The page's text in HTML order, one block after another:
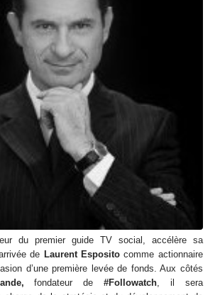
du premier guide TV social, accélère sa
de Laurent Espositocomme actionnaire
d’une première levée de fonds. Aux côtés
fondateur de #Followatch , il sera